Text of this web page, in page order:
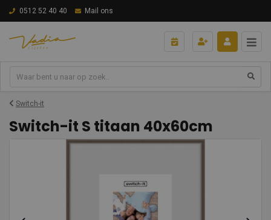
0512 52 40 40 Mail ons
Switch-it
Switch-it S titaan 40x60cm